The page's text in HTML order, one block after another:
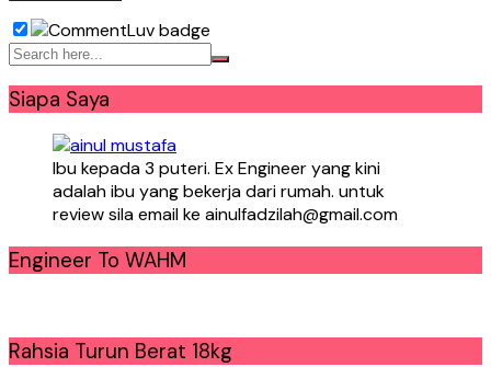
Siapa Saya
Ibu kepada 3 puteri. Ex Engineer yang kini
adalah ibu yang bekerja dari rumah. untuk
review sila email ke ainulfadzilah@gmail.com
Engineer To WAHM
Rahsia Turun Berat 18kg